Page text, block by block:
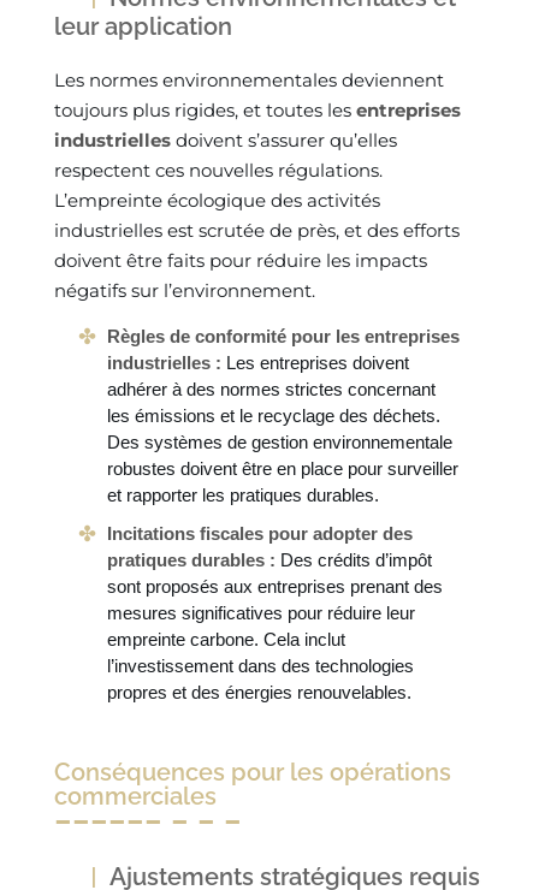
leur application
Les normes environnementales deviennent
toujours plus rigides, et toutes les entreprises
industrielles doivent s’assurer qu’elles
respectent ces nouvelles régulations.
L’empreinte écologique des activités
industrielles est scrutée de près, et des efforts
doivent être faits pour réduire les impacts
négatifs sur l’environnement.
Règles de conformité pour les entreprises
industrielles : Les entreprises doivent
adhérer à des normes strictes concernant
les émissions et le recyclage des déchets.
Des systèmes de gestion environnementale
robustes doivent être en place pour surveiller
et rapporter les pratiques durables.
Incitations fiscales pour adopter des
pratiques durables : Des crédits d’impôt
sont proposés aux entreprises prenant des
mesures significatives pour réduire leur
empreinte carbone. Cela inclut
l’investissement dans des technologies
propres et des énergies renouvelables.
Conséquences pour les opérations
commerciales
Ajustements stratégiques requis